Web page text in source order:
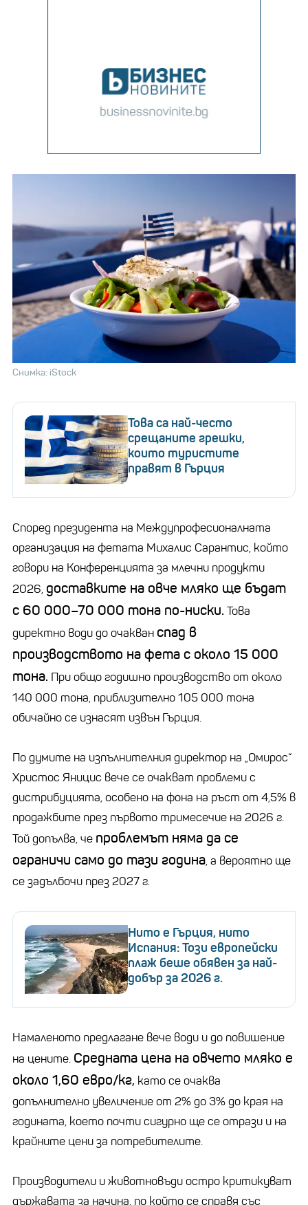
Снимка: iStock
Това са най-често
срещаните грешки,
които туристите
правят в Гърция
Според президента на Междупрофесионалната
организация на фетата Михалис Сарантис, който
говори на Конференцията за млечни продукти
2026, доставките на овче мляко ще бъдат
с 60 000–70 000 тона по-ниски. Това
директно води до очакванспад в
производството на фета с около 15 000
тона. При общо годишно производство от около
140 000 тона, приблизително 105 000 тона
обичайно се изнасят извън Гърция.
По думите на изпълнителния директор на „Омирос“
Христос Яницис вече се очакват проблеми с
дистрибуцията, особено на фона на ръст от 4,5% в
продажбите през първото тримесечие на 2026 г.
Той допълва, че проблемът няма да се
ограничи само до тази година, а вероятно ще
се задълбочи през 2027 г.
Нито е Гърция, нито
Испания: Този европейски
плаж беше обявен за най-
добър за 2026 г.
Намаленото предлагане вече води и до повишение
на цените. Средната цена на овчето мляко е
около 1,60 евро/кг, като се очаква
допълнително увеличение от 2% до 3% до края на
годината, което почти сигурно ще се отрази и на
крайните цени за потребителите.
Производители и животновъди остро критикуват
държавата за начина, по който се справя със